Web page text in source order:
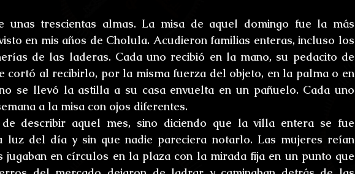
unas trescientas almas. La misa de aquel domingo fue la más
en mis años de Cholula. Acudieron familias enteras, incluso los
de las laderas. Cada uno recibió en la mano, su pedacito de
cortó al recibirlo, por la misma fuerza del objeto, en la palma o en
se llevó la astilla a su casa envuelta en un pañuelo. Cada uno
a la misa con ojos diferentes.
describir aquel mes, sino diciendo que la villa entera se fue
luz del día y sin que nadie pareciera notarlo. Las mujeres reían
jugaban en círculos en la plaza con la mirada fija en un punto que